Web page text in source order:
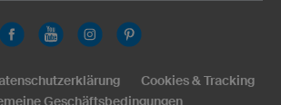
Cookies & Tracking
Geschäftsbedingungen